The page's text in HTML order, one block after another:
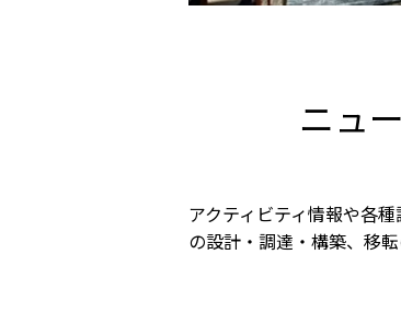
ニュ
アクティビティ情報や各
の設計・調達・構築、移